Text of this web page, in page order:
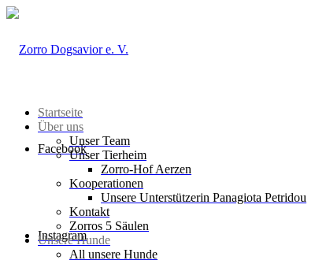
Facebook
Instagram
Startseite
Über uns
Unser Team
Unser Tierheim
Zorro-Hof Aerzen
Kooperationen
Unsere Unterstützerin Panagiota Petridou
Kontakt
Zorros 5 Säulen
Unsere Hunde
All unsere Hunde